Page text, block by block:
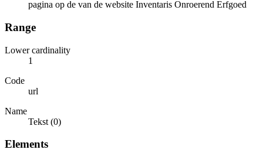
pagina op de van de website Inventaris Onroerend Erfgoed
Range
Lower cardinality
1
Code
url
Name
Tekst (0)
Elements